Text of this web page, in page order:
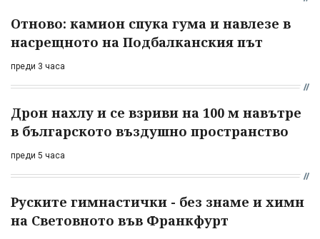
Отново: камион спука гума и навлезе в
насрещното на Подбалканския път
преди 3 часа
Дрон нахлу и се взриви на 100 м навътре
в българското въздушно пространство
преди 5 часа
Руските гимнастички - без знаме и химн
на Световното във Франкфурт